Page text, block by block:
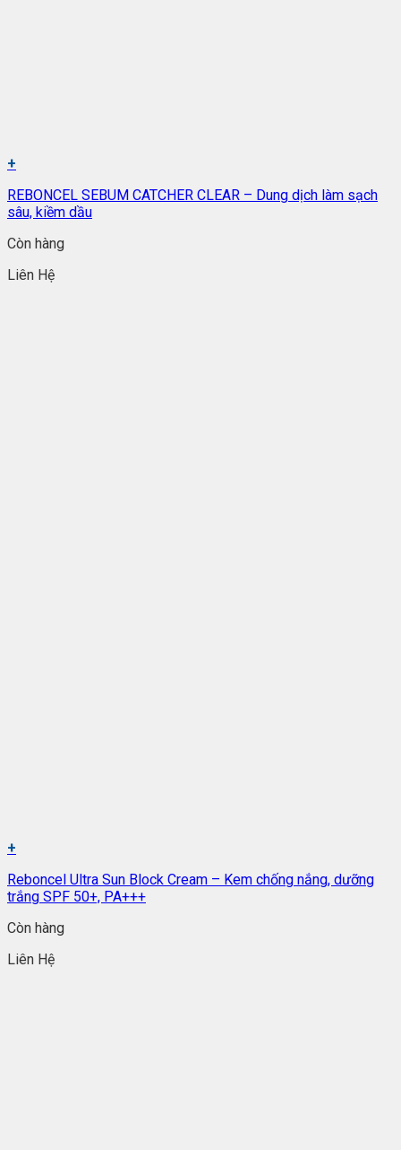
+
REBONCEL SEBUM CATCHER CLEAR – Dung dịch làm sạch
sâu, kiềm dầu
Còn hàng
Liên Hệ
+
Reboncel Ultra Sun Block Cream – Kem chống nắng, dưỡng
trắng SPF 50+, PA+++
Còn hàng
Liên Hệ